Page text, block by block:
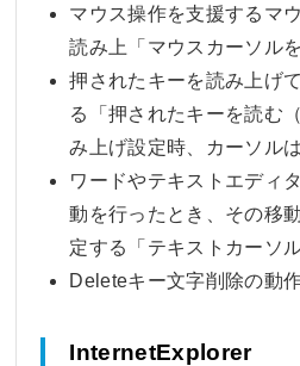
マウス操作を支援するマ
読み上「マウスカーソル
押されたキーを読み上げ
る「押されたキーを読む
み上げ設定時、カーソル
ワードやテキストエディ
動を行ったとき、その移
定する「テキストカーソ
Deleteキー文字削除の動
InternetExplorer